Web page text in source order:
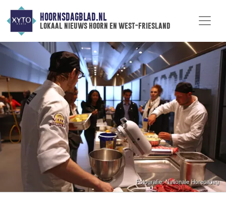
HOORNSDAGBLAD.NL
lokaal nieuws hoorn en west-friesland